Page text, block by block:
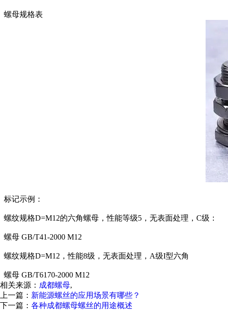
螺母规格表
标记示例：
螺纹规格D=M12的六角螺母，性能等级5，无表面处理，C级：
螺母 GB/T41-2000 M12
螺纹规格D=M12，性能8级，无表面处理，A级I型六角
螺母 GB/T6170-2000 M12
相关来源： 成都螺母,
上一篇： 新能源螺丝的应用场景有哪些？
下一篇： 各种成都螺母螺丝的用途概述